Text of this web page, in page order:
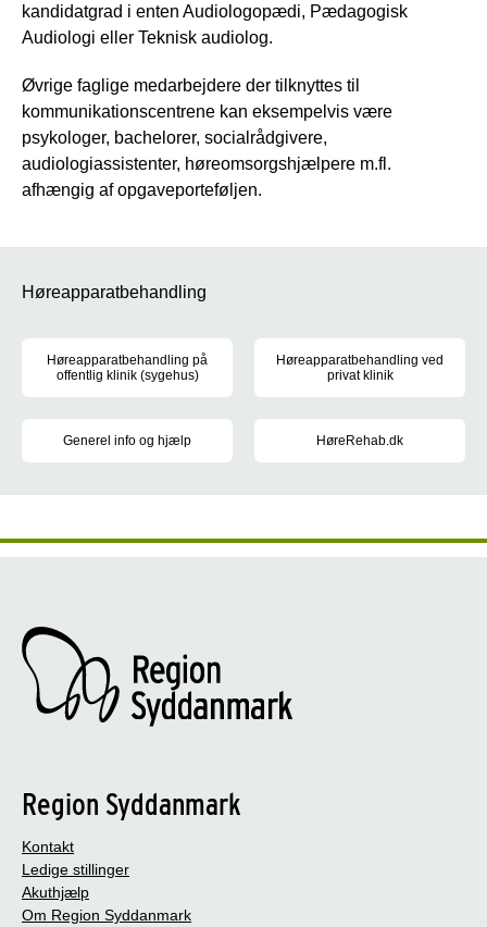
kandidatgrad i enten Audiologopædi, Pædagogisk
Audiologi eller Teknisk audiolog.
Øvrige faglige medarbejdere der tilknyttes til
kommunikationscentrene kan eksempelvis være
psykologer, bachelorer, socialrådgivere,
audiologiassistenter, høreomsorgshjælpere m.fl.
afhængig af opgaveporteføljen.
Høreapparatbehandling
Høreapparatbehandling på
offentlig klinik (sygehus)
Høreapparatbehandling ved
privat klinik
Generel info og hjælp HøreRehab.dk
Region Syddanmark
Kontakt
Ledige stillinger
Akuthjælp
Om Region Syddanmark